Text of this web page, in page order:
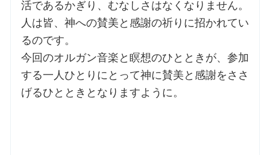
ご利用にあたって
交通・アクセス
活であるかぎり、むなしさはなくなりません。
人は皆、神への賛美と感謝の祈りに招かれてい
るのです。
今回のオルガン音楽と瞑想のひとときが、参加
する一人ひとりにとって神に賛美と感謝をささ
げるひとときとなりますように。